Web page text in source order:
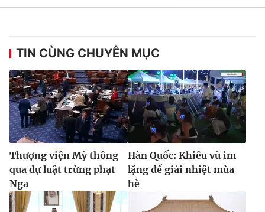
TIN CÙNG CHUYÊN MỤC
Thượng viện Mỹ thông
qua dự luật trừng phạt
Nga
Hàn Quốc: Khiêu vũ im
lặng để giải nhiệt mùa
hè